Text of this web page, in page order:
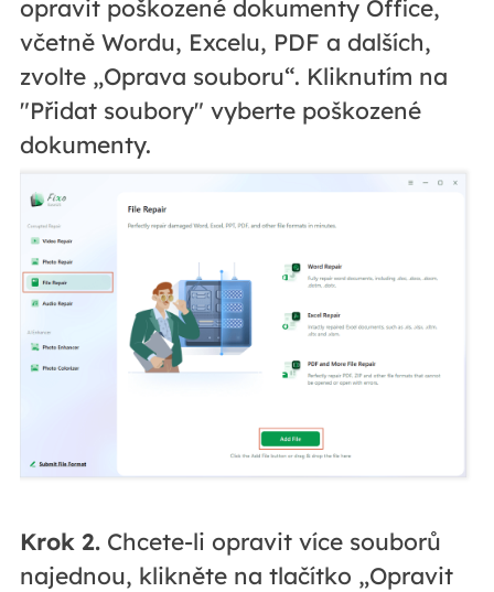
opravit poškozené dokumenty Office,
včetně Wordu, Excelu, PDF a dalších,
zvolte „Oprava souboru“. Kliknutím na
"Přidat soubory" vyberte poškozené
dokumenty.
Krok 2.Chcete-li opravit více souborů
najednou, klikněte na tlačítko „Opravit